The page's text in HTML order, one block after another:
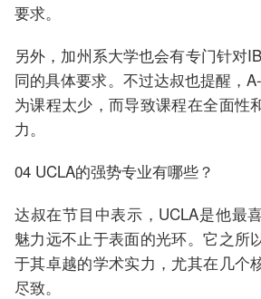
要求。
另外，加州系大学也会有专门针对
同的具体要求。不过达叔也提醒，
为课程太少，而导致课程在全面性
力。
04 UCLA的强势专业有哪些？
达叔在节目中表示，UCLA是他最
魅力远不止于表面的光环。它之所
于其卓越的学术实力，尤其在几个
尽致。